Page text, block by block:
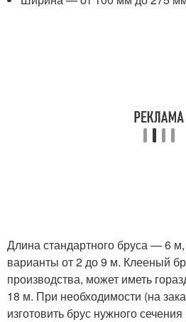
Длина стандартного бруса — 6
варианты от 2 до 9 м. Клееный
производства, может иметь
18 м. При необходимости (на
изготовить брус нужного